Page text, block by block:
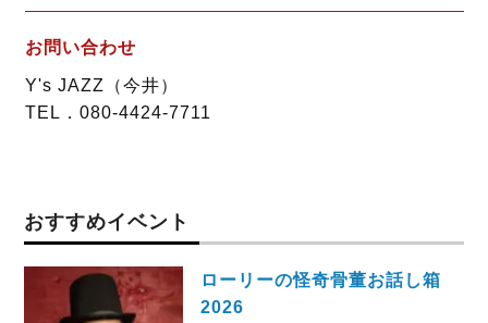
お問い合わせ
Y's JAZZ（今井）
TEL．080-4424-7711
おすすめイベント
ローリーの怪奇骨董お話し箱
2026